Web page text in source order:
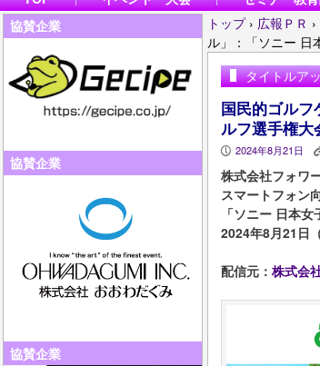
協賛企業
協賛企業
協賛企業
トップ › 広報ＰＲ ›
ル」：「ソニー 日
タイトルア
国民的ゴル
ルフ選手権
P 2024年8月21日
株式会社フォワ
スマートフォン
「ソニー 日本
2024年8月21日
配信元： 株式会